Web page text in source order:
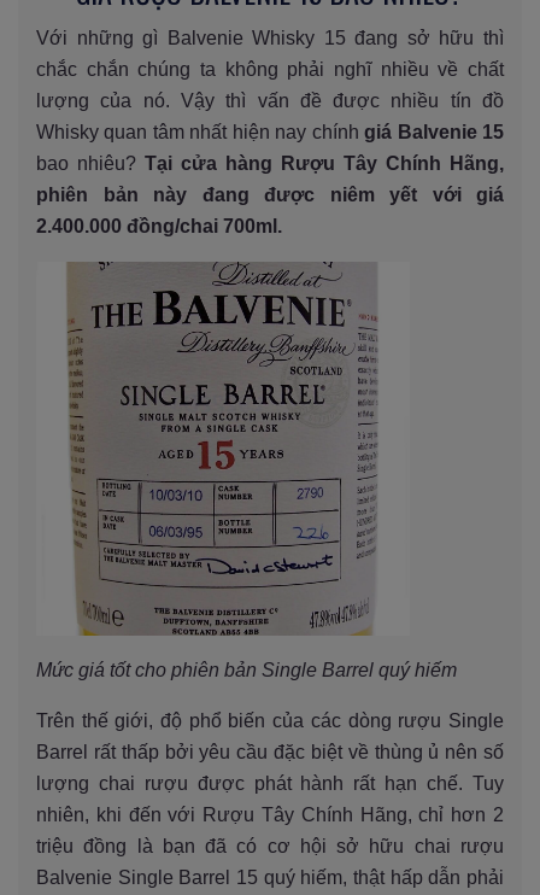
Với những gì Balvenie Whisky 15 đang sở hữu thì
chắc chắn chúng ta không phải nghĩ nhiều về chất
lượng của nó. Vậy thì vấn đề được nhiều tín đồ
Whisky quan tâm nhất hiện nay chínhgiá Balvenie 15
bao nhiêu? Tại cửa hàng Rượu Tây Chính Hãng,
phiên bản này đang được niêm yết với giá
2.400.000 đồng/chai 700ml.
Mức giá tốt cho phiên bản Single Barrel quý hiếm
Trên thế giới, độ phổ biến của các dòng rượu Single
Barrel rất thấp bởi yêu cầu đặc biệt về thùng ủ nên số
lượng chai rượu được phát hành rất hạn chế. Tuy
nhiên, khi đến với Rượu Tây Chính Hãng, chỉ hơn 2
triệu đồng là bạn đã có cơ hội sở hữu chai rượu
Balvenie Single Barrel 15 quý hiếm, thật hấp dẫn phải